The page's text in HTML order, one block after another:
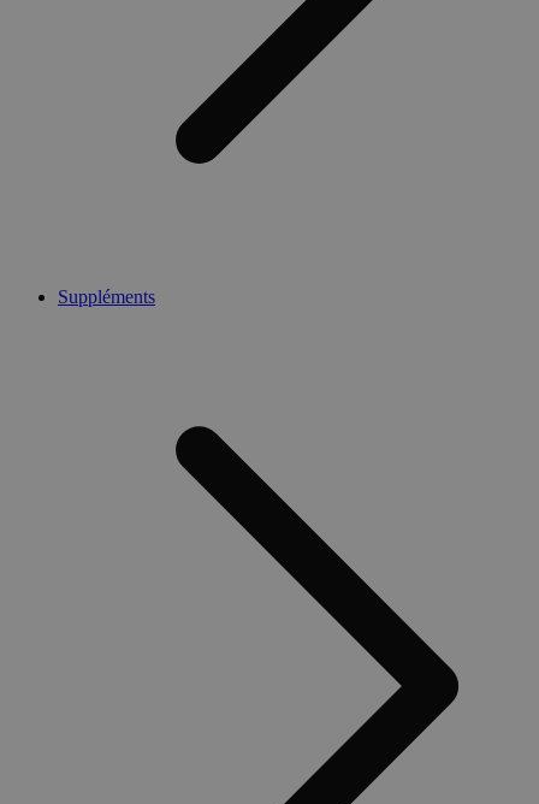
Suppléments